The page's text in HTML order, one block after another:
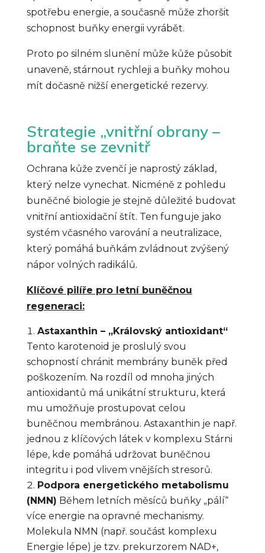
spotřebu energie, a současně může zhoršit
schopnost buňky energii vyrábět.
Proto po silném slunění může kůže působit
unaveně, stárnout rychleji a buňky mohou
mít dočasně nižší energetické rezervy.
Strategie „vnitřní obrany –
braňte se zevnitř
Ochrana kůže zvenčí je naprostý základ,
který nelze vynechat. Nicméně z pohledu
buněčné biologie je stejně důležité budovat
vnitřní antioxidační štít. Ten funguje jako
systém včasného varování a neutralizace,
který pomáhá buňkám zvládnout zvýšený
nápor volných radikálů.
Klíčové pilíře pro letní buněčnou
regeneraci:
Astaxanthin – „Královský antioxidant“
Tento karotenoid je proslulý svou
schopností chránit membrány buněk před
poškozením. Na rozdíl od mnoha jiných
antioxidantů má unikátní strukturu, která
mu umožňuje prostupovat celou
buněčnou membránou. Astaxanthin je např.
jednou z klíčových látek v komplexu Stárni
lépe, kde pomáhá udržovat buněčnou
integritu i pod vlivem vnějších stresorů.
Podpora energetického metabolismu
(NMN) Během letních měsíců buňky „pálí“
více energie na opravné mechanismy.
Molekula NMN (např. součást komplexu
Energie lépe) je tzv. prekurzorem NAD+,